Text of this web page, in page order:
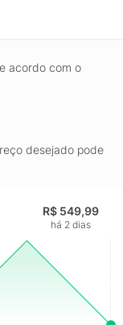
acordo com o
desejado pode
R$ 549,99
há 2 dias